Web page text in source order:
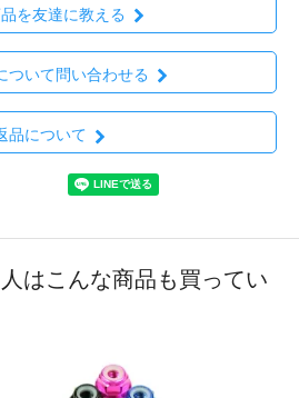
を友達に教える
ついて問い合わせる
品について
はこんな商品も買ってい